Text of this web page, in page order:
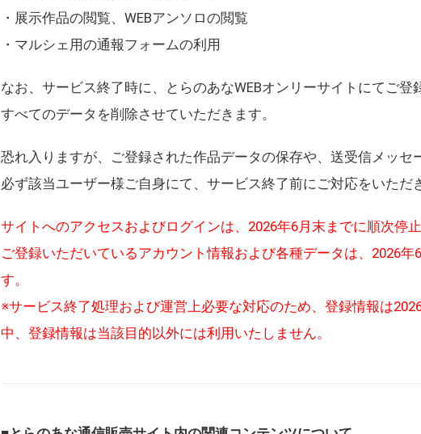
・展示作品の閲覧、WEBアンソロの閲覧
・マルシェ用の通報フォームの利用
なお、サービス終了時に、とらのあなWEBオンリーサイトにてご登
すべてのデータを削除させていただきます。
恐れ入りますが、ご登録された作品データの保存や、送受信メッセ
必ず該当ユーザー様ご自身にて、サービス終了前にご対応をいただ
サイトへのアクセスおよびログインは、2026年6月末までに順次停
ご登録いただいているアカウント情報および各種データは、2026
す。
※サービス終了処理および運営上必要な対応のため、登録情報は
中、登録情報は当該目的以外には利用いたしません。